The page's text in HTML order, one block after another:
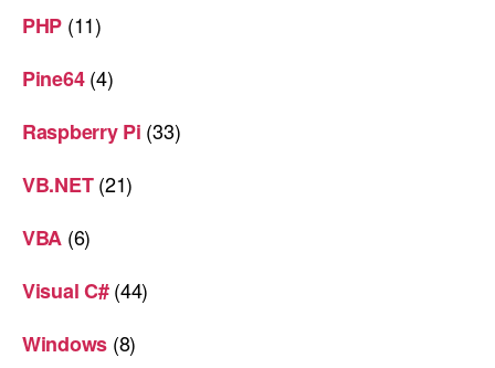
PHP (11)
Pine64(4)
Raspberry Pi (33)
VB.NET(21)
VBA (6)
Visual C#(44)
Windows (8)